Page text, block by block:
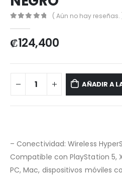
( Aún no hay reseñas.
₡124,400
AÑADIR A
– Conectividad: Wireless
Compatible con PlayStation 5,
PC, Mac, dispositivos móviles